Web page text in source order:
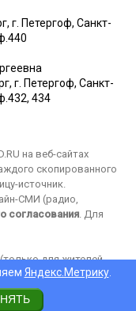
г. Петергоф, Санкт-
г. Петергоф, Санкт-
434
на веб-сайтах
скопированного
источник.
СМИ (радио,
согласования. Для
для жителей
Яндекс.Метрику.